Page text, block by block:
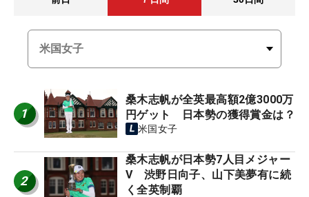
1
桑木志帆が全英最高額2億3000万
円ゲット 日本勢の獲得賞金は？
米国女子
2
桑木志帆が日本勢7人目メジャー
V 渋野日向子、山下美夢有に続
く全英制覇